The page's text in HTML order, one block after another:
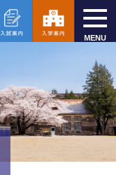
MENU